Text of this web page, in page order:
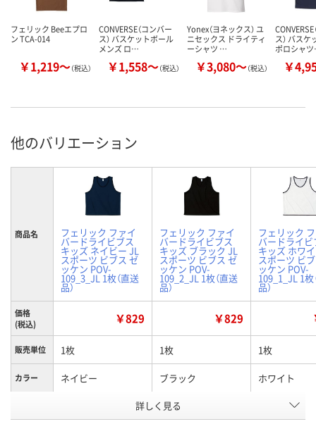
フェリック Beeエプロ
ン TCA-014
￥1,219～（税込）
CONVERSE（コンバー
ス） バスケットボール
メンズ ロ…
￥1,558～（税込）
Yonex（ヨネックス） ユ
ニセックス ドライティ
ーシャツ …
￥3,080～（税込）
ス） バス
ポロシャ
￥
他のバリエーション
商品名 フェリック ファイ
バードライビブス
キッズ ネイビー JL
スポーツ ビブス ゼ
ッケン POV-
109_3_JL 1枚（直送
品）
フェリック ファイ
バードライビブス
キッズ ブラック JL
スポーツ ビブス ゼ
ッケン POV-
109_2_JL 1枚（直送
品）
フェリック
バードライビ
キッズ ホワ
スポーツ ビ
ッケン POV-
109_1_JL 1枚
品）
価格
(税込)
￥829 ￥829
販売単位 1枚 1枚 1枚
カラー ネイビー ブラック ホワイト
HN70543 HN70541
詳しく見る